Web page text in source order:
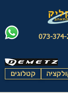
073-374-
קטלוגים